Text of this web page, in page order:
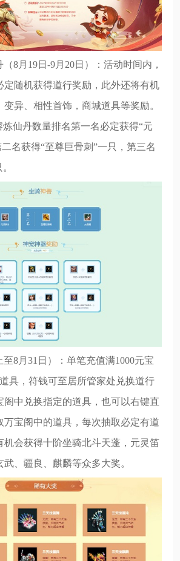
8月19日-9月20日）：活动时间内，
定随机获得道行奖励，此外还将有机
异、相性首饰，商城道具等奖励。
炼仙丹数量排名第一名必定获得“元
名获得“至尊巨骨刺”一只，第三名
8月31日）：单笔充值满1000元宝
具，符钱可至居所管家处兑换道行
阁中兑换指定的道具，也可以右键直
万宝阁中的道具，每次抽取必定有道
机会获得十阶坐骑北斗天蓬，元灵笛
、疆良、麒麟等众多大奖。